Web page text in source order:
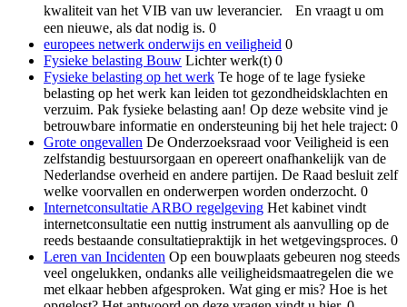
kwaliteit van het VIB van uw leverancier. En vraagt u om
een nieuwe, als dat nodig is. 0
europees netwerk onderwijs en veiligheid 0
Fysieke belasting Bouw Lichter werk(t) 0
Fysieke belasting op het werk Te hoge of te lage fysieke
belasting op het werk kan leiden tot gezondheidsklachten en
verzuim. Pak fysieke belasting aan! Op deze website vind je
betrouwbare informatie en ondersteuning bij het hele traject: 0
Grote ongevallen De Onderzoeksraad voor Veiligheid is een
zelfstandig bestuursorgaan en opereert onafhankelijk van de
Nederlandse overheid en andere partijen. De Raad besluit zelf
welke voorvallen en onderwerpen worden onderzocht. 0
Internetconsultatie ARBO regelgeving Het kabinet vindt
internetconsultatie een nuttig instrument als aanvulling op de
reeds bestaande consultatiepraktijk in het wetgevingsproces. 0
Leren van Incidenten Op een bouwplaats gebeuren nog steeds
veel ongelukken, ondanks alle veiligheidsmaatregelen die we
met elkaar hebben afgesproken. Wat ging er mis? Hoe is het